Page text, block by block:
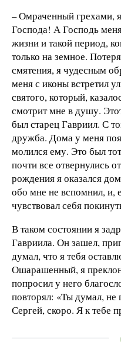
– Омраченный грехами,
Господа! А Господь
жизни и такой период,
только на земное.
смятения, я чудесным
меня с иконы встретил
святого, который,
смотрит мне в душу.
был старец Гавриил. С
дружба. Дома у меня
молился ему. Это был
почти все отвернулись
рождения я оказался
обо мне не вспомнил, и,
чувствовал себя
В таком состоянии я
Гавриила. Он зашел,
думал, что я тебя
Ошарашенный, я
попросил у него
повторял: «Ты думал, не
Сергей, скоро. Я к тебе